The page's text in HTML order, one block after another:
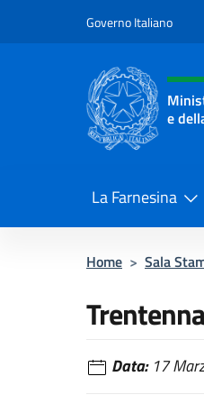
Governo Italiano
Intestazione
e
La Farnesina
Home > Sala
Data: 17